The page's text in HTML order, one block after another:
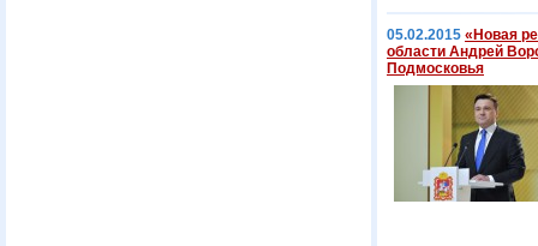
05.02.2015 «Новая
области Андрей
Подмосковья